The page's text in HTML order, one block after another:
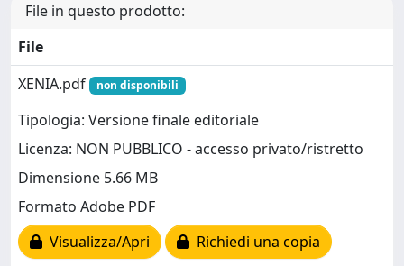
File in questo prodotto:
File
XENIA.pdf
non disponibili
Tipologia: Versione finale editoriale
Licenza: NON PUBBLICO - accesso privato/ristretto
Dimensione 5.66 MB
Formato Adobe PDF
Visualizza/Apri
Richiedi una copia